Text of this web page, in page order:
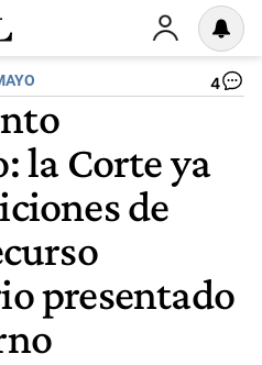
4
la Corte ya
de
presentado